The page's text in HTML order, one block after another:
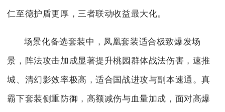
仁至德护盾更厚，三者联动收益最大化。
场景化备选套装中，凤凰套装适合极致爆发场
景，阵法攻击加成显著提升桃园群体战法伤害，速推
城、清幻影效率极高，适合国战进攻与副本速通。真
霸下套装侧重防御，高额减伤与血量加成，面对高爆